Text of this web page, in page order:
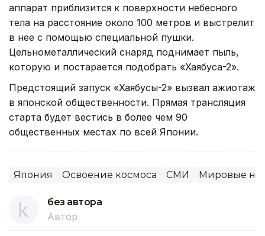
аппарат приблизится к поверхности небесного
тела на расстояние около 100 метров и выстрелит
в нее с помощью специальной пушки.
Цельнометаллический снаряд поднимает пыль,
которую и постарается подобрать «Хаябуса-2».
Предстоящий запуск «Хаябусы-2» вызвал ажиотаж
в японской общественности. Прямая трансляция
старта будет вестись в более чем 90
общественных местах по всей Японии.
Япония Освоение космоса СМИ Мировые
без автора
Автор